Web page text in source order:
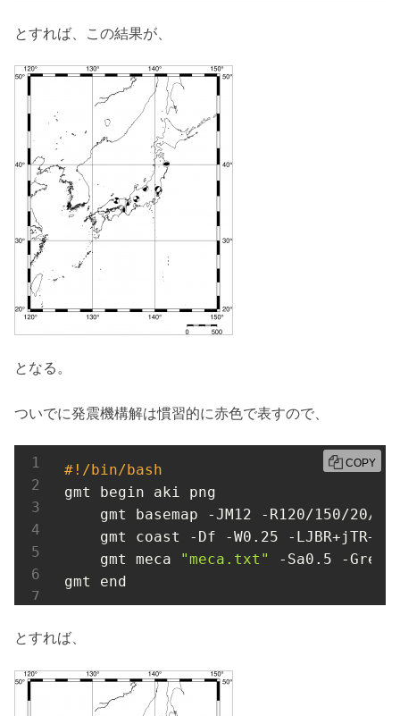
とすれば、この結果が、
となる。
ついでに発震機構解は慣習的に赤色で表すので、
#!/bin/bash
gmt begin aki png
gmt basemap -JM12 -R120/150/20/
gmt coast -Df -W0.25 -
    gmt meca
"meca.txt"
-Sa0.5 -Gred
gmt end
COPY
とすれば、